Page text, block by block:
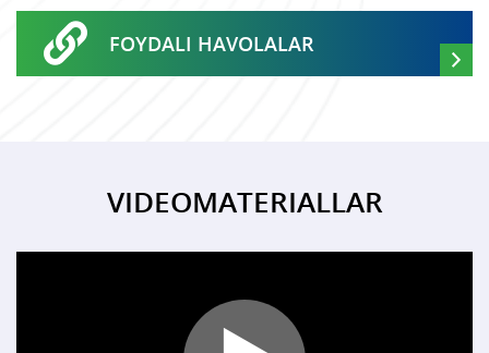
FOYDALI HAVOLALAR
VIDEOMATERIALLAR